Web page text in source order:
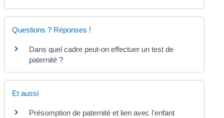
Questions ? Réponses !
Dans quel cadre peut-on effectuer un test de
paternité ?
Et aussi
Présomption de paternité et lien avec l'enfant